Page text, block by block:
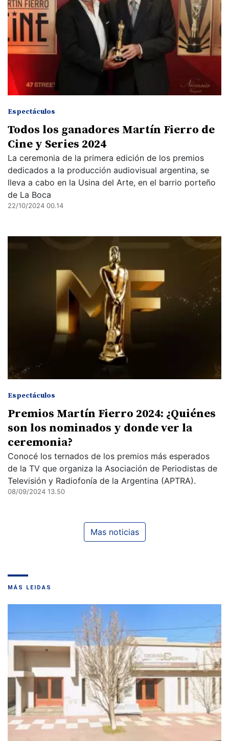
Espectáculos
Todos los ganadores Martín Fierro de
Cine y Series 2024
La ceremonia de la primera edición de los premios
dedicados a la producción audiovisual argentina, se
lleva a cabo en la Usina del Arte, en el barrio porteño
de La Boca
22/10/2024 00.14
Espectáculos
Premios Martín Fierro 2024: ¿Quiénes
son los nominados y donde ver la
ceremonia?
Conocé los ternados de los premios más esperados
de la TV que organiza la Asociación de Periodistas de
Televisión y Radiofonía de la Argentina (APTRA).
08/09/2024 13.50
Mas noticias
MÁS LEIDAS